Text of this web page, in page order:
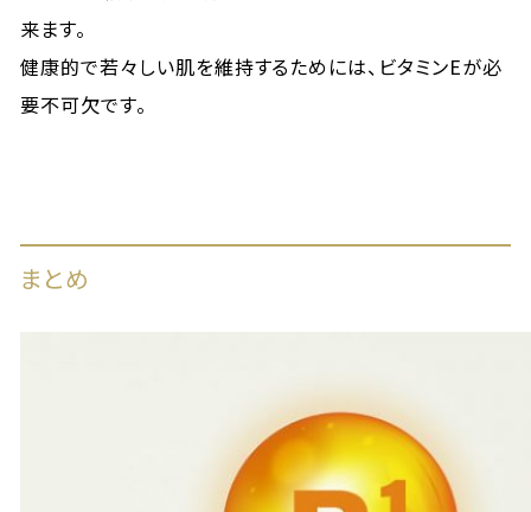
来ます。
健康的で若々しい肌を維持するためには、ビタミンEが必
要不可欠です。
まとめ